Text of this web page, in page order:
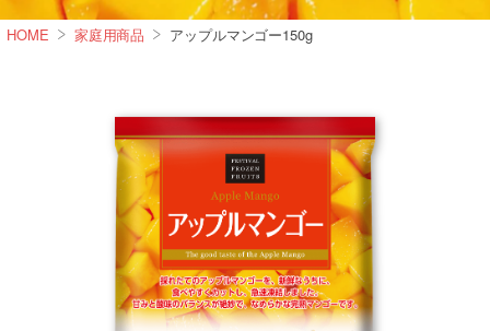
HOME 家庭用商品 アップルマンゴー150g